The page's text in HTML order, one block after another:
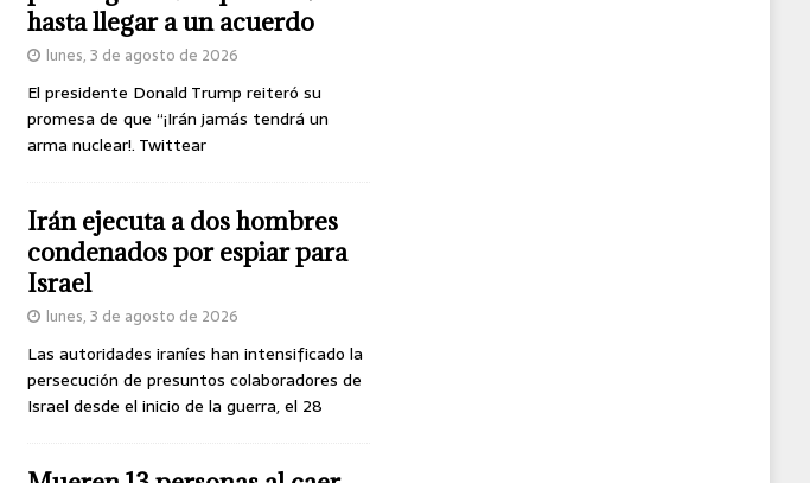
hasta llegar a un acuerdo
lunes, 3 de agosto de 2026
El presidente Donald Trump reiteró su
promesa de que “¡Irán jamás tendrá un
arma nuclear!. Twittear
Irán ejecuta a dos hombres
condenados por espiar para
Israel
lunes, 3 de agosto de 2026
Las autoridades iraníes han intensificado la
persecución de presuntos colaboradores de
Israel desde el inicio de la guerra, el 28